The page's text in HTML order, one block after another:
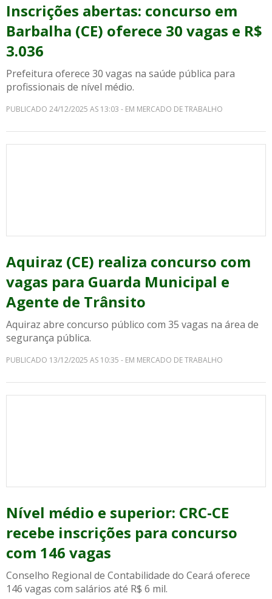
Inscrições abertas: concurso em
Barbalha (CE) oferece 30 vagas e R$
3.036
Prefeitura oferece 30 vagas na saúde pública para
profissionais de nível médio.
PUBLICADO 24/12/2025 AS 13:03 - EM MERCADO DE TRABALHO
Aquiraz (CE) realiza concurso com
vagas para Guarda Municipal e
Agente de Trânsito
Aquiraz abre concurso público com 35 vagas na área de
segurança pública.
PUBLICADO 13/12/2025 AS 10:35 - EM MERCADO DE TRABALHO
Nível médio e superior: CRC-CE
recebe inscrições para concurso
com 146 vagas
Conselho Regional de Contabilidade do Ceará oferece
146 vagas com salários até R$ 6 mil.